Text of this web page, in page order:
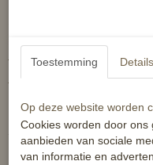
Productcode
Toestemming Details
Op deze website worden
Cookies worden door
aanbieden van sociale
van informatie en